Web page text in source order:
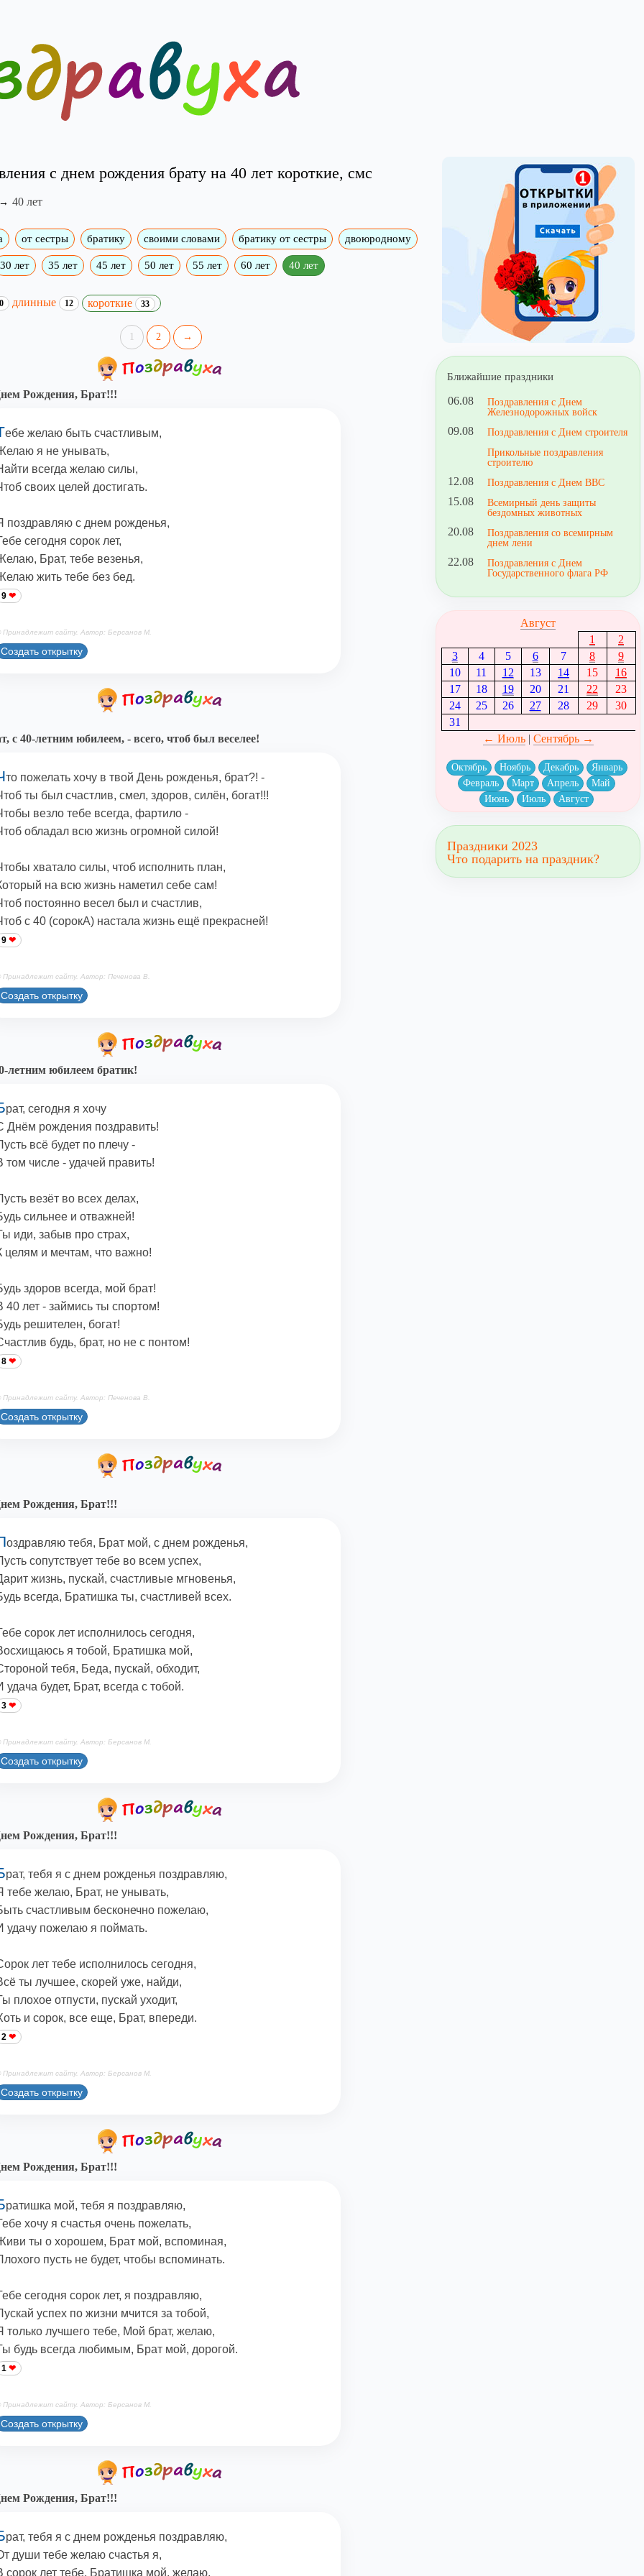
с днем рождения брату на 40 лет короткие, смс
40 лет
от сестры братику своими словами братику от сестры двоюродному
30 лет 35 лет 45 лет 50 лет 55 лет 60 лет 40 лет
длинные 12 короткие 33
1 2 →
Рождения, Брат!!!
ебе желаю быть счастливым,
я не унывать,
всегда желаю силы,
своих целей достигать.
поздравляю с днем рожденья,
сегодня сорок лет,
Брат, тебе везенья,
жить тебе без бед.
9
Принадлежит сайту. Автор: Берсанов М.
Создать открытку
с 40-летним юбилеем, - всего, чтоб был веселее!
то пожелать хочу в твой День рожденья, брат?! -
ты был счастлив, смел, здоров, силён, богат!!!
везло тебе всегда, фартило -
обладал всю жизнь огромной силой!
хватало силы, чтоб исполнить план,
на всю жизнь наметил себе сам!
постоянно весел был и счастлив,
с 40 (сорокА) настала жизнь ещё прекрасней!
9
Принадлежит сайту. Автор: Печенова В.
Создать открытку
летним юбилеем братик!
рат, сегодня я хочу
Днём рождения поздравить!
всё будет по плечу -
том числе - удачей править!
везёт во всех делах,
сильнее и отважней!
иди, забыв про страх,
целям и мечтам, что важно!
здоров всегда, мой брат!
40 лет - займись ты спортом!
решителен, богат!
будь, брат, но не с понтом!
8
Принадлежит сайту. Автор: Печенова В.
Создать открытку
Рождения, Брат!!!
оздравляю тебя, Брат мой, с днем рожденья,
сопутствует тебе во всем успех,
жизнь, пускай, счастливые мгновенья,
всегда, Братишка ты, счастливей всех.
сорок лет исполнилось сегодня,
я тобой, Братишка мой,
тебя, Беда, пускай, обходит,
удача будет, Брат, всегда с тобой.
3
Принадлежит сайту. Автор: Берсанов М.
Создать открытку
Рождения, Брат!!!
рат, тебя я с днем рожденья поздравляю,
тебе желаю, Брат, не унывать,
счастливым бесконечно пожелаю,
удачу пожелаю я поймать.
лет тебе исполнилось сегодня,
ты лучшее, скорей уже, найди,
плохое отпусти, пускай уходит,
и сорок, все еще, Брат, впереди.
2
Принадлежит сайту. Автор: Берсанов М.
Создать открытку
Рождения, Брат!!!
ратишка мой, тебя я поздравляю,
хочу я счастья очень пожелать,
ты о хорошем, Брат мой, вспоминая,
пусть не будет, чтобы вспоминать.
сегодня сорок лет, я поздравляю,
успех по жизни мчится за тобой,
только лучшего тебе, Мой брат, желаю,
будь всегда любимым, Брат мой, дорогой.
1
Принадлежит сайту. Автор: Берсанов М.
Создать открытку
Рождения, Брат!!!
рат, тебя я с днем рожденья поздравляю,
души тебе желаю счастья я,
сорок лет тебе, Братишка мой, желаю,
Ближайшие праздники
06.08
Поздравления с Днем
Железнодорожных войск
09.08
Поздравления с Днем строителя
Прикольные поздравления
строителю
12.08 Поздравления с Днем ВВС
15.08
Всемирный день защиты
бездомных животных
20.08
Поздравления со всемирным
днем лени
22.08
Поздравления с Днем
Государственного флага РФ
Август
1
2
3
4 5 6 7 8
9
10
11 12 13 14 15
16
17
18 19 20 21 22
23
24
25 26 27 28 29
30
31
← Июль| Сентябрь →
Октябрь Ноябрь Декабрь
Январь
Февраль
Март Апрель
Май
Июнь
Июль Август
Праздники 2023
Что подарить на праздник?